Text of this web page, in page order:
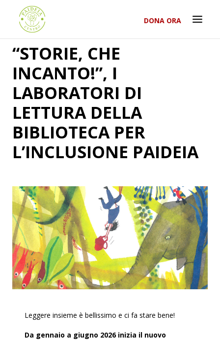
DONA ORA
RICERCA
“STORIE, CHE
INCANTO!”, I
LABORATORI DI
LETTURA DELLA
BIBLIOTECA PER
L’INCLUSIONE PAIDEIA
Leggere insieme è bellissimo e ci fa stare bene!
Da gennaio a giugno 2026 inizia il nuovo